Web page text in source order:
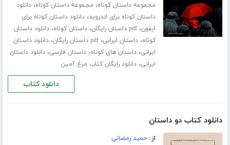
مجموعه داستان کوتاه، مجموعه داستان کوتاه،دانلود
داستان کوتاه برای اندروید،دانلود داستان کوتاه برای
ایفون،pdf داستان رایگان ،داستان کوتاه،دانلود داستان
کوتاه،داستان ایرانی،pdf داستان رایگان ،دانلود داستان
ایرانی،داستان های کوتاه،داستان فارسی،دانلود داستان
ایرانی،دانلود رایگان کتاب مرغ آمین
دانلود کتاب
دانلود کتاب دو داستان
از:حمید رمضانی